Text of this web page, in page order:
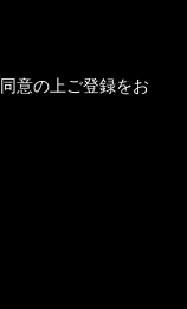
意の上ご登録をお